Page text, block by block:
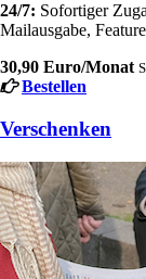
24/7: Sofortiger
Mailausgabe,
30,90 Euro/Monat
Bestellen
Verschenken